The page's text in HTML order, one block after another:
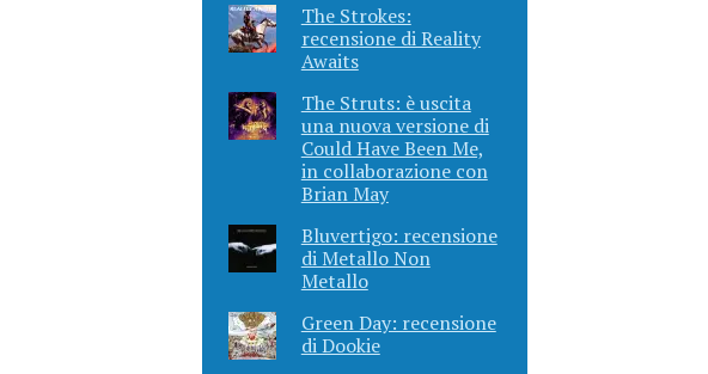
The Strokes:
recensione di Reality
Awaits
The Struts: è uscita
una nuova versione di
Could Have Been Me,
in collaborazione con
Brian May
Bluvertigo: recensione
di Metallo Non
Metallo
Green Day: recensione
di Dookie